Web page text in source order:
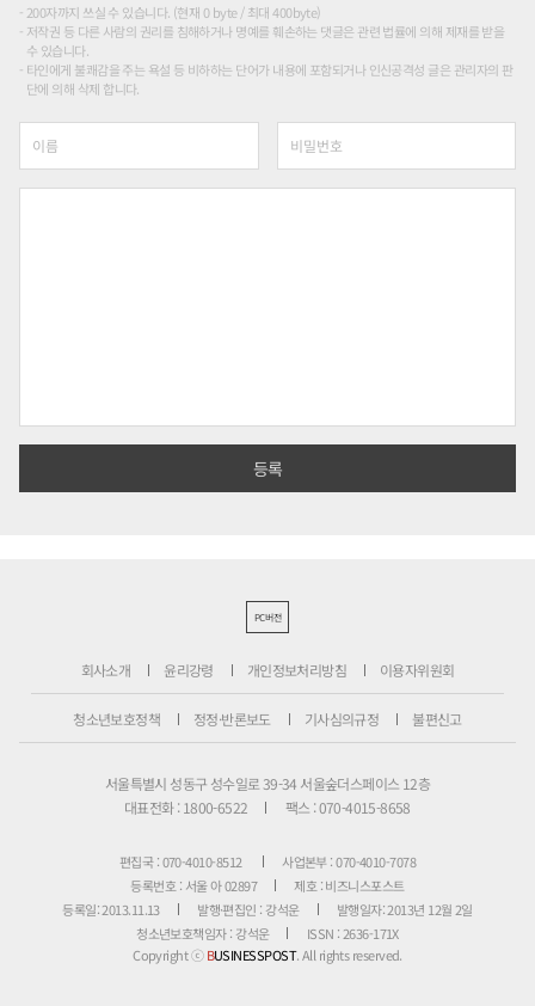
200자까지 쓰실 수 있습니다. (현재 0 byte / 최대 400byte)
저작권 등 다른 사람의 권리를 침해하거나 명예를 훼손하는 댓글은 관련 법률에 의해 제재를 받을
수 있습니다.
타인에게 불쾌감을 주는 욕설 등 비하하는 단어가 내용에 포함되거나 인신공격성 글은 관리자의 판
단에 의해 삭제 합니다.
PC버전
회사소개 윤리강령 개인정보처리방침 이용자위원회
청소년보호정책 정정·반론보도 기사심의규정 불편신고
서울특별시 성동구 성수일로 39-34 서울숲더스페이스 12층
대표전화 : 1800-6522
팩스 : 070-4015-8658
편집국 : 070-4010-8512
사업본부 : 070-4010-7078
등록번호 : 서울 아 02897
제호 : 비즈니스포스트
등록일: 2013.11.13
발행·편집인 : 강석운
발행일자: 2013년 12월 2일
청소년보호책임자 : 강석운
ISSN : 2636-171X
Copyright ⓒBUSINESSPOST. All rights reserved.